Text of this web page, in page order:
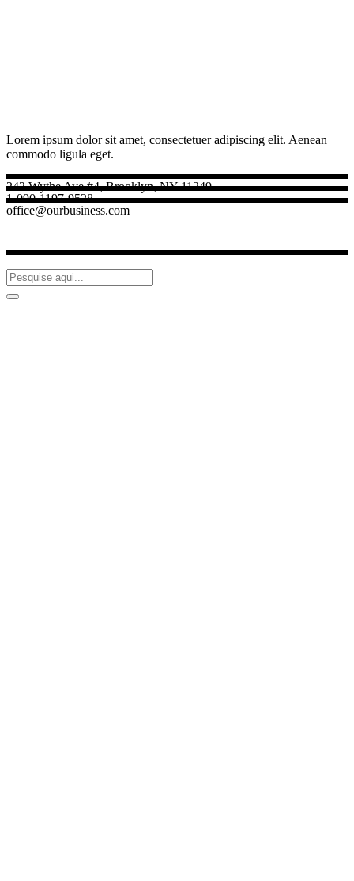
Lorem ipsum dolor sit amet, consectetuer adipiscing elit. Aenean
commodo ligula eget.
242 Wythe Ave #4, Brooklyn, NY 11249
1-090-1197-9528
office@ourbusiness.com